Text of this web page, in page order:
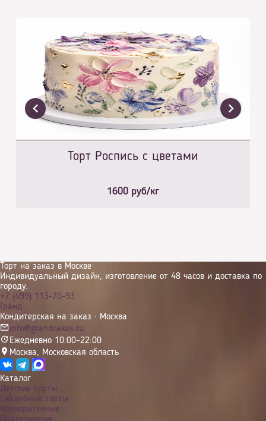
Торт Роспись с цветами
1600 руб/кг
Торт на заказ в Москве
Индивидуальный дизайн, изготовление от 48 часов и доставка по
городу.
+7 (499) 113-70-93
Гранд
Кондитерская на заказ · Москва
info@grandcakes.ru
Ежедневно 10:00–22:00
Москва, Московская область
Каталог
Детские торты
Свадебные торты
Корпоративные
Праздничные